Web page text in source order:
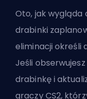
Oto, jak wygląda
drabinki
eliminacji określi
Jeśli
drabinkę i
graczy CS2,